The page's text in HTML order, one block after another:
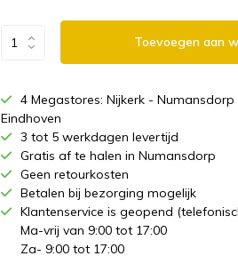
Toevoegen aan
4 Megastores: Nijkerk -
Eindhoven
3 tot 5 werkdagen levertijd
Gratis af te halen in Numansdorp
Geen retourkosten
Betalen bij bezorging mogelijk
Klantenservice is geopend
Ma-vrij van 9:00 tot 17:00
Za- 9:00 tot 17:00